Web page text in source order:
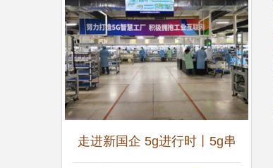
走进新国企 5g进行时丨5g串